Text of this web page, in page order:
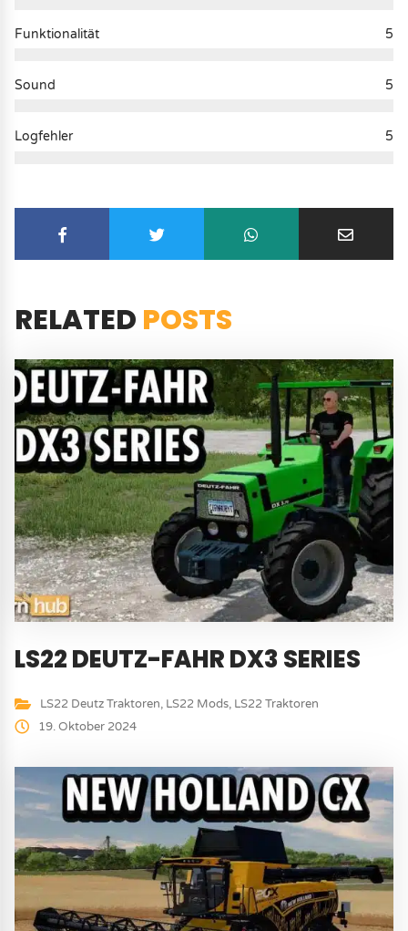
Funktionalität 5
Sound 5
Logfehler 5
RELATED POSTS
LS22 DEUTZ-FAHR DX3 SERIES
LS22 Deutz Traktoren, LS22 Mods, LS22 Traktoren
19. Oktober 2024